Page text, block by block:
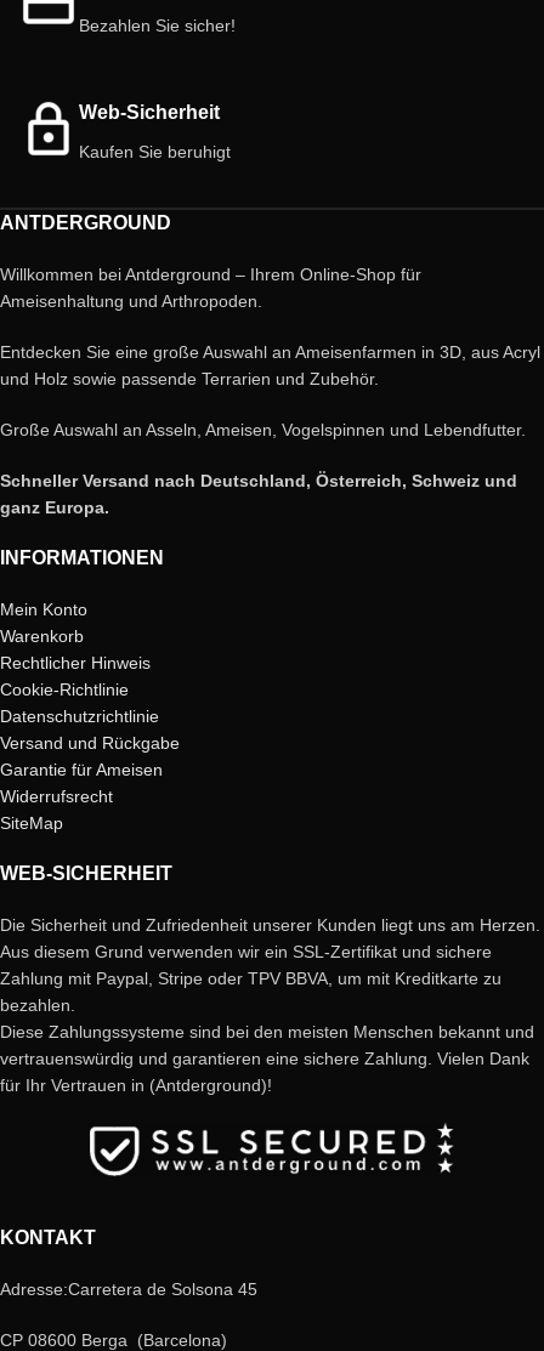
Bezahlen Sie sicher!
Web-Sicherheit
Kaufen Sie beruhigt
ANTDERGROUND
Willkommen bei Antderground – Ihrem Online-Shop für
Ameisenhaltung und Arthropoden.
Entdecken Sie eine große Auswahl an Ameisenfarmen in 3D, aus Acryl
und Holz sowie passende Terrarien und Zubehör.
Große Auswahl an Asseln, Ameisen, Vogelspinnen und Lebendfutter.
Schneller Versand nach Deutschland, Österreich, Schweiz und
ganz Europa.
INFORMATIONEN
Mein Konto
Warenkorb
Rechtlicher Hinweis
Cookie-Richtlinie
Datenschutzrichtlinie
Versand und Rückgabe
Garantie für Ameisen
Widerrufsrecht
SiteMap
WEB-SICHERHEIT
Die Sicherheit und Zufriedenheit unserer Kunden liegt uns am Herzen.
Aus diesem Grund verwenden wir ein SSL-Zertifikat und sichere
Zahlung mit Paypal, Stripe oder TPV BBVA, um mit Kreditkarte zu
bezahlen.
Diese Zahlungssysteme sind bei den meisten Menschen bekannt und
vertrauenswürdig und garantieren eine sichere Zahlung. Vielen Dank
für Ihr Vertrauen in (Antderground)!
KONTAKT
Adresse:Carretera de Solsona 45
CP 08600 Berga (Barcelona)